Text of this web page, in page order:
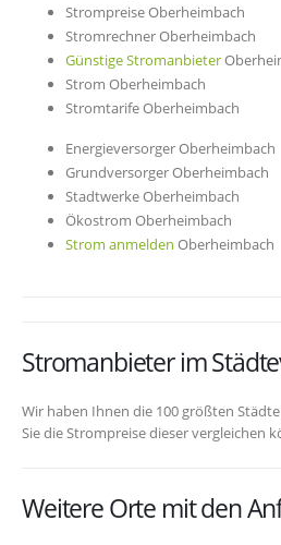
Strompreise Oberheimbach
Stromrechner Oberheimbach
Günstige Stromanbieter
Strom Oberheimbach
Stromtarife Oberheimbach
Energieversorger Oberheimbach
Grundversorger Oberheimbach
Stadtwerke Oberheimbach
Ökostrom Oberheimbach
Strom anmelden Oberheimbach
Stromanbieter im
Wir haben Ihnen die 100 größten
Sie die Strompreise dieser vergleichen
Weitere Orte mit den